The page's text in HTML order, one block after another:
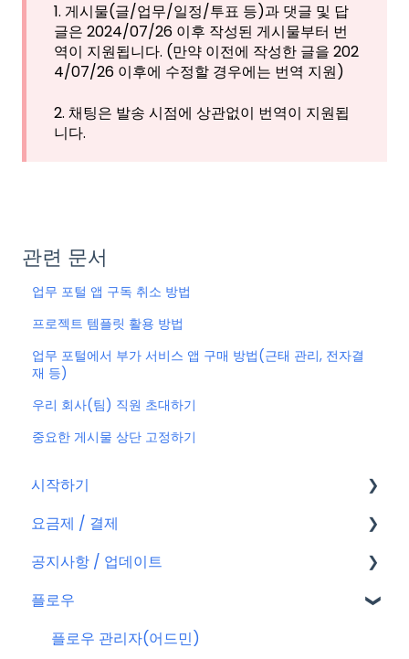
1. 게시물(글/업무/일정/투표 등)과 댓글 및 답
글은 2024/07/26 이후 작성된 게시물부터 번
역이 지원됩니다. (만약 이전에 작성한 글을 202
4/07/26 이후에 수정할 경우에는 번역 지원)
2. 채팅은 발송 시점에 상관없이 번역이 지원됩
니다.
관련 문서
업무 포털 앱 구독 취소 방법
프로젝트 템플릿 활용 방법
업무 포털에서 부가 서비스 앱 구매 방법(근태 관리, 전자결
재 등)
우리 회사(팀) 직원 초대하기
중요한 게시물 상단 고정하기
시작하기
회원가입
플로우 계정
요금제 / 결제
요금제
결제
결제 관련 자주 묻는 질문
공지사항 / 업데이트
공지사항
특별 프로모션
플로우
플로우 관리자(어드민)